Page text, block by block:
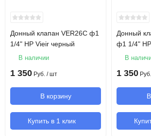
Донный клапан VER26C ф1
1/4" НР Vieir черный
В наличии
1 350 Руб. / шт
В корзину
Купить в 1 клик
Донный
ф1 1/4"
В
1 350 Руб.